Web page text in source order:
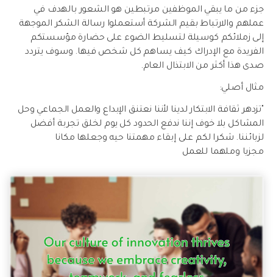
جزء من ما يبقي الموظفين مرتبطين هو الشعور بالهدف في
عملهم والارتباط بقيم الشركة أستعملوا رسالة الشكر الموجهة
إلى زملائكم كوسيلة لتسليط الضوء على حضارة مؤسستكم
الفريدة مع الإدراك كيف يساهم كل شخص فيها. وسوف يتردد
صدى هذا أكثر من الابتذال العام.
مثال أصلي:
"تزدهر ثقافة الابتكار لدينا لأننا نعتنق الإبداع والعمل الجماعي وحل
المشاكل بلا خوف إننا ندفع الحدود كل يوم لخلق تجربة أفضل
لزبائننا. شكرا لكم على إبقاء مهمتنا حيه وجعلها مكانا
مجزيا وملهما للعمل